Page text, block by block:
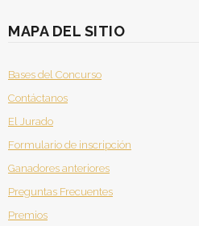
MAPA DEL SITIO
Bases del Concurso
Contáctanos
El Jurado
Formulario de inscripción
Ganadores anteriores
Preguntas Frecuentes
Premios